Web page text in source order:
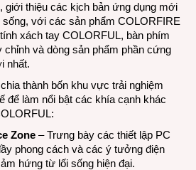
tại
giới thiệu các kịch bản ứng dụng mới
với các sản phẩm COLORFIRE
xách tay COLORFUL, bàn phím
và dòng sản phẩm phần cứng
nhất.
thành bốn khu vực trải nghiệm
để làm nổi bật các khía cạnh khác
Zone – Trưng bày các thiết lập PC
phong cách và các ý tưởng điện
hứng từ lối sống hiện đại.